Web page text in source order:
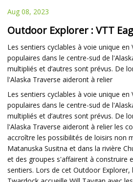
Aug 08, 2023
Outdoor Explorer : VTT
Les sentiers cyclables à voie unique
populaires dans le centre-sud de
multipliés et d’autres sont prévus. De
l'Alaska Traverse aideront à relier
Les sentiers cyclables à voie unique
populaires dans le centre-sud de
multipliés et d’autres sont prévus. De
l'Alaska Traverse aideront à relier les
accroître les possibilités de loisirs non
Matanuska Susitna et dans la rivière
et des groupes s'affairent à construire
sentiers. Lors de cet Outdoor Explorer,